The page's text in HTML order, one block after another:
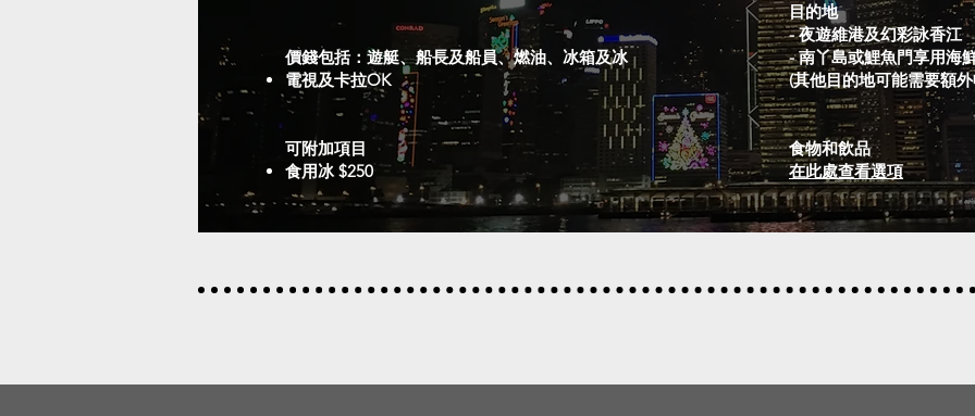
目的地
- 夜遊維港及幻彩詠香江
- 南丫島或鯉魚門享用海
(其他目的地可能需要額
食物和飲品
在此處查看選項
價錢包括：遊艇、船長及船員、燃油、冰箱及冰​​
電視及卡拉OK​
可附加項目
食用冰 $250